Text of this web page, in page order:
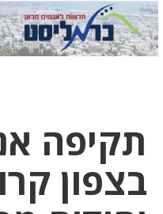
תקיפה
בצפון